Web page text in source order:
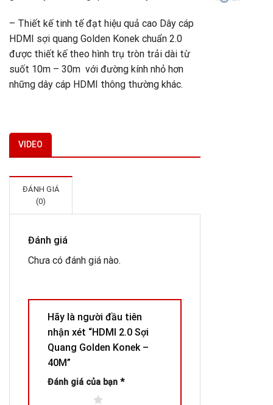
– Thiết kế tinh tế đạt hiệu quả cao Dây cáp
HDMI sợi quang Golden Konek chuẩn 2.0
được thiết kế theo hình trụ tròn trải dài từ
suốt 10m – 30m với đường kính nhỏ hơn
những dây cáp HDMI thông thường khác.
VIDEO
ĐÁNH GIÁ
(0)
Đánh giá
Chưa có đánh giá nào.
Hãy là người đầu tiên
nhận xét “HDMI 2.0 Sợi
Quang Golden Konek –
40M”
Đánh giá của bạn *